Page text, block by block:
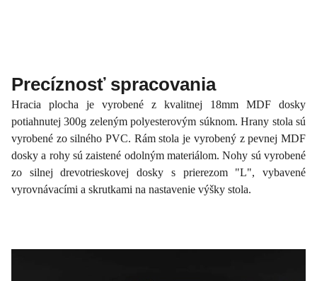
Precíznosť spracovania
Hracia plocha je vyrobené z kvalitnej 18mm MDF dosky
potiahnutej 300g zeleným polyesterovým súknom. Hrany stola sú
vyrobené zo silného PVC. Rám stola je vyrobený z pevnej MDF
dosky a rohy sú zaistené odolným materiálom. Nohy sú vyrobené
zo silnej drevotrieskovej dosky s prierezom "L", vybavené
vyrovnávacími a skrutkami na nastavenie výšky stola.